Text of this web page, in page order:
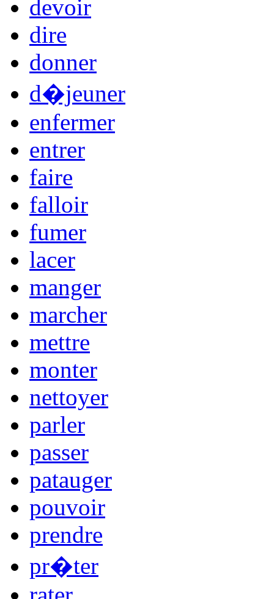
devoir
dire
donner
d�jeuner
enfermer
entrer
faire
falloir
fumer
lacer
manger
marcher
mettre
monter
nettoyer
parler
passer
patauger
pouvoir
prendre
pr�ter